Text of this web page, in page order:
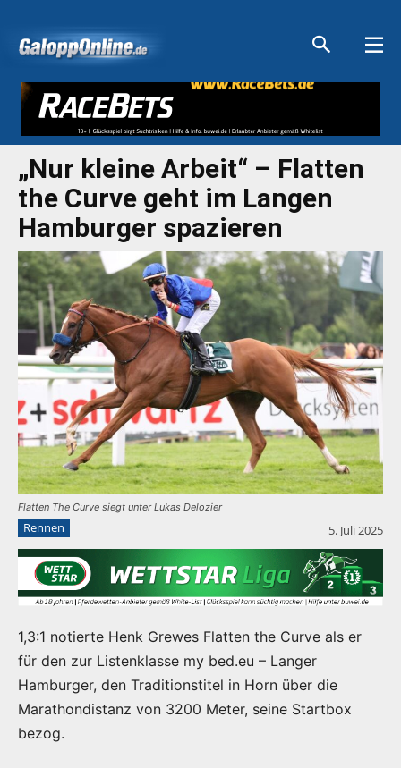
„Nur kleine Arbeit“ – Flatten
the Curve geht im Langen
Hamburger spazieren
Flatten The Curve siegt unter Lukas Delozier
Rennen 5. Juli 2025
1,3:1 notierte Henk Grewes Flatten the Curve als er
für den zur Listenklasse my bed.eu – Langer
Hamburger, den Traditionstitel in Horn über die
Marathondistanz von 3200 Meter, seine Startbox
bezog.